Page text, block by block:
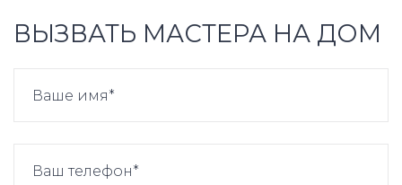
ВЫЗВАТЬ МАСТЕРА НА ДОМ